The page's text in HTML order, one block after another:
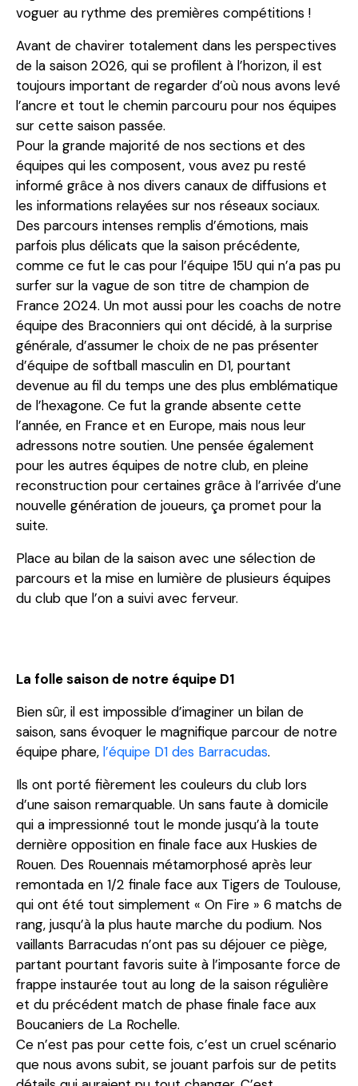
voguer au rythme des premières compétitions !
Avant de chavirer totalement dans les perspectives
de la saison 2026, qui se profilent à l’horizon, il est
toujours important de regarder d’où nous avons levé
l’ancre et tout le chemin parcouru pour nos équipes
sur cette saison passée.
Pour la grande majorité de nos sections et des
équipes qui les composent, vous avez pu resté
informé grâce à nos divers canaux de diffusions et
les informations relayées sur nos réseaux sociaux.
Des parcours intenses remplis d’émotions, mais
parfois plus délicats que la saison précédente,
comme ce fut le cas pour l’équipe 15U qui n’a pas pu
surfer sur la vague de son titre de champion de
France 2024. Un mot aussi pour les coachs de notre
équipe des Braconniers qui ont décidé, à la surprise
générale, d’assumer le choix de ne pas présenter
d’équipe de softball masculin en D1, pourtant
devenue au fil du temps une des plus emblématique
de l’hexagone. Ce fut la grande absente cette
l’année, en France et en Europe, mais nous leur
adressons notre soutien. Une pensée également
pour les autres équipes de notre club, en pleine
reconstruction pour certaines grâce à l’arrivée d’une
nouvelle génération de joueurs, ça promet pour la
suite.
Place au bilan de la saison avec une sélection de
parcours et la mise en lumière de plusieurs équipes
du club que l’on a suivi avec ferveur.
La folle saison de notre équipe D1
Bien sûr, il est impossible d’imaginer un bilan de
saison, sans évoquer le magnifique parcour de notre
équipe phare, l’équipe D1 des Barracudas.
Ils ont porté fièrement les couleurs du club lors
d’une saison remarquable. Un sans faute à domicile
qui a impressionné tout le monde jusqu’à la toute
dernière opposition en finale face aux Huskies de
Rouen. Des Rouennais métamorphosé après leur
remontada en 1/2 finale face aux Tigers de Toulouse,
qui ont été tout simplement « On Fire » 6 matchs de
rang, jusqu’à la plus haute marche du podium. Nos
vaillants Barracudas n’ont pas su déjouer ce piège,
partant pourtant favoris suite à l’imposante force de
frappe instaurée tout au long de la saison régulière
et du précédent match de phase finale face aux
Boucaniers de La Rochelle.
Ce n’est pas pour cette fois, c’est un cruel scénario
que nous avons subit, se jouant parfois sur de petits